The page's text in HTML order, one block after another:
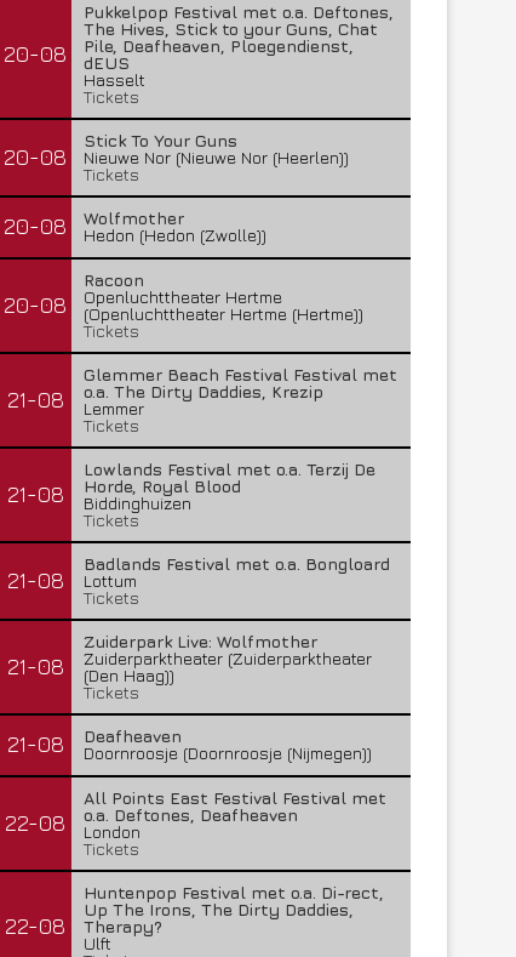
20-08
Pukkelpop Festival met o.a. Deftones,
The Hives, Stick to your Guns, Chat
Pile, Deafheaven, Ploegendienst,
dEUS
Hasselt
Tickets
20-08
Stick To Your Guns
Nieuwe Nor (Nieuwe Nor (Heerlen))
Tickets
20-08
Wolfmother
Hedon (Hedon (Zwolle))
20-08
Racoon
Openluchttheater Hertme
(Openluchttheater Hertme (Hertme))
Tickets
21-08
Glemmer Beach Festival Festival met
o.a. The Dirty Daddies, Krezip
Lemmer
Tickets
21-08
Lowlands Festival met o.a. Terzij De
Horde, Royal Blood
Biddinghuizen
Tickets
21-08
Badlands Festival met o.a. Bongloard
Lottum
Tickets
21-08
Zuiderpark Live: Wolfmother
Zuiderparktheater (Zuiderparktheater
(Den Haag))
Tickets
21-08
Deafheaven
Doornroosje (Doornroosje (Nijmegen))
22-08
All Points East Festival Festival met
o.a. Deftones, Deafheaven
London
Tickets
22-08
Huntenpop Festival met o.a. Di-rect,
Up The Irons, The Dirty Daddies,
Therapy?
Ulft